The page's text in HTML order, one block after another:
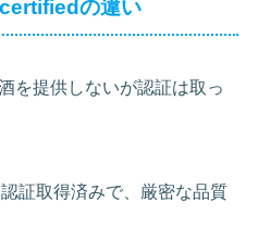
の違い
を提供しないが認証は取っ
証取得済みで、厳密な品質